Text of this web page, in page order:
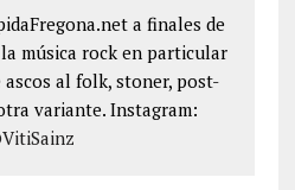
a finales de
la música rock en particular
al folk, stoner, post-
variante. Instagram: